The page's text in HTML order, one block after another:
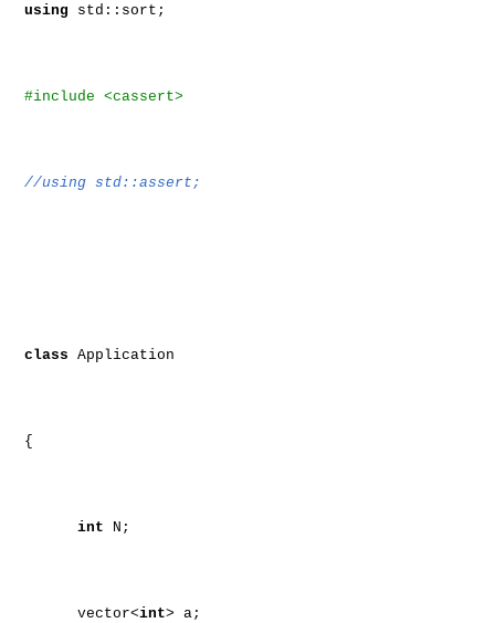
using std::sort;
#include <cassert>
//using std::assert;
class Application
{
int N;
vector<int> a;